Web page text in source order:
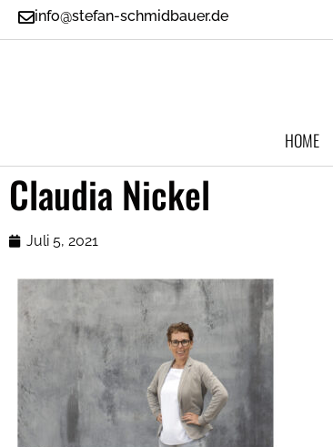
info@stefan-schmidbauer.de
HOME
Claudia Nickel
Juli 5, 2021